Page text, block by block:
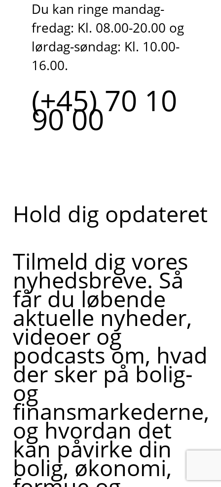
Du kan ringe mandag-
fredag: Kl. 08.00-20.00 og
lørdag-søndag: Kl. 10.00-
16.00.
(+45) 70 10
90 00
Hold dig opdateret
Tilmeld dig vores
nyhedsbreve. Så
får du løbende
aktuelle nyheder,
videoer og
podcasts om, hvad
der sker på bolig-
og
finansmarkederne,
og hvordan det
kan påvirke din
bolig, økonomi,